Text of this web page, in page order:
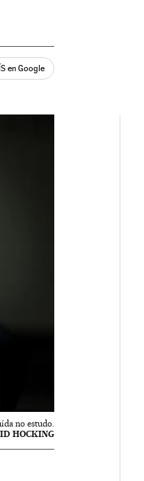
en Google
no estudo.
HOCKING